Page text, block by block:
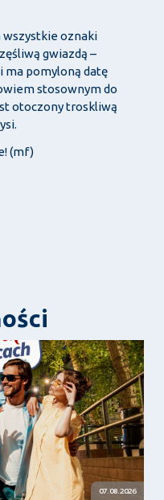
wszystkie oznaki
gwiazdą –
ma pomyloną datę
stosownym do
otoczony troskliwą
(mf)
07.08.2026